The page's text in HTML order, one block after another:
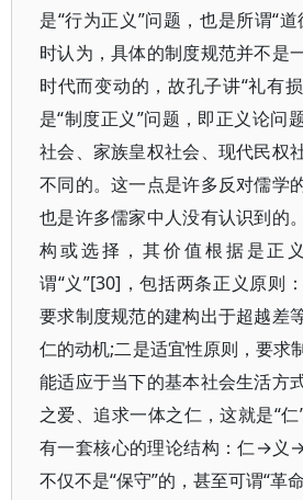
是“行为正义”问题，也是所谓“
时认为，具体的制度规范并不是
时代而变动的，故孔子讲“礼有
是“制度正义”问题，即正义论问
社会、家族皇权社会、现代民权
不同的。这一点是许多反对儒学
也是许多儒家中人没有认识到的
构或选择，其价值根据是正
谓“义”[30]，包括两条正义原则
要求制度规范的建构出于超越差
仁的动机;二是适宜性原则，要求
能适应于当下的基本社会生活方
之爱、追求一体之仁，这就是“
有一套核心的理论结构：仁→义
不仅不是“保守”的，甚至可谓“革